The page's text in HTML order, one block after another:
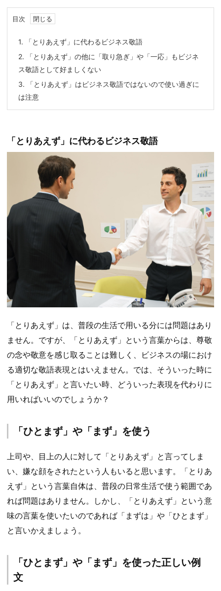
目次
1. 「とりあえず」に代わるビジネス敬語
2. 「とりあえず」の他に「取り急ぎ」や「一応」もビジネ
ス敬語として好ましくない
3. 「とりあえず」はビジネス敬語ではないので使い過ぎに
は注意
「とりあえず」に代わるビジネス敬語
「とりあえず」は、普段の生活で用いる分には問題はあり
ません。ですが、「とりあえず」という言葉からは、尊敬
の念や敬意を感じ取ることは難しく、ビジネスの場におけ
る適切な敬語表現とはいえません。では、そういった時に
「とりあえず」と言いたい時、どういった表現を代わりに
用いればいいのでしょうか？
「ひとまず」や「まず」を使う
上司や、目上の人に対して「とりあえず」と言ってしま
い、嫌な顔をされたという人もいると思います。「とりあ
えず」という言葉自体は、普段の日常生活で使う範囲であ
れば問題はありません。しかし、「とりあえず」という意
味の言葉を使いたいのであれば「まずは」や「ひとまず」
と言いかえましょう。
「ひとまず」や「まず」を使った正しい例
文